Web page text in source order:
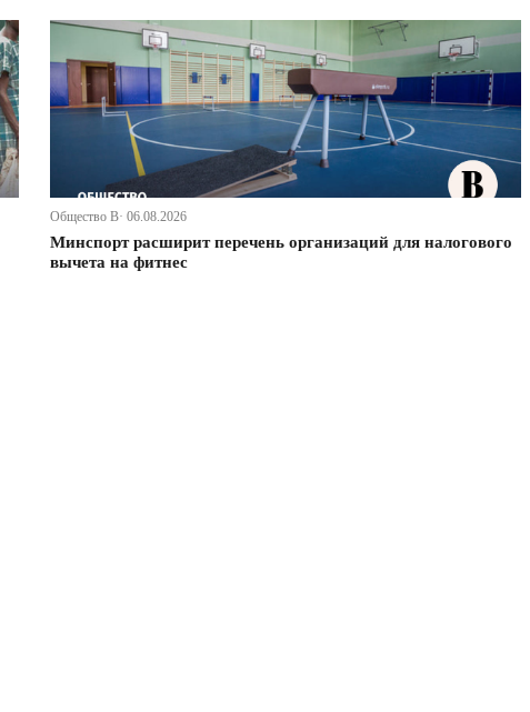
Общество В· 06.08.2026
Минспорт расширит перечень организаций для налогового
вычета на фитнес